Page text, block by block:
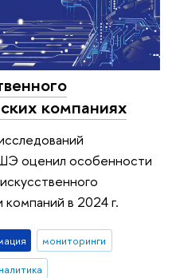
компаниях
оценил особенности
компаний в 2024 г.
мониторинги